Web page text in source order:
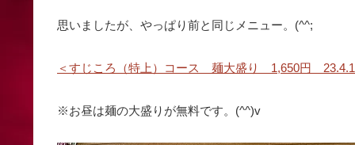
思いましたが、やっぱり前と同じメニュー。(^^;
＜すじころ（特上）コース 麺大盛り 1,650円
※お昼は麺の大盛りが無料です。(^^)v